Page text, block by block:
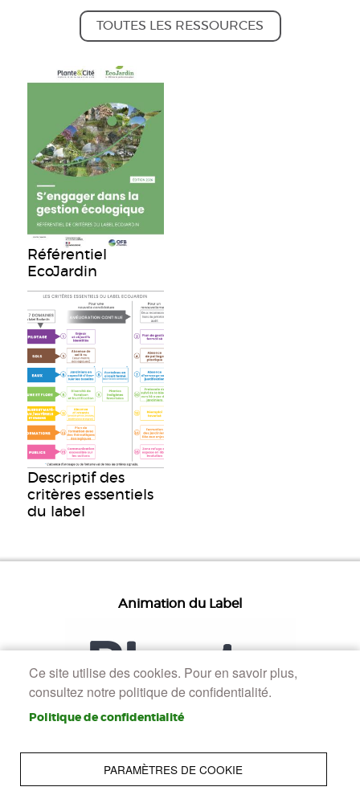
TOUTES LES RESSOURCES
Référentiel
EcoJardin
Descriptif des
critères essentiels
du label
Animation du Label
Ce site utilise des cookies. Pour en savoir plus,
consultez notre politique de confidentialité.
Politique de confidentialité
PARAMÈTRES DE COOKIE